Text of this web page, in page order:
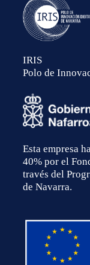
IRIS
Polo de
Esta empresa
40% por el
través del
de Navarra.